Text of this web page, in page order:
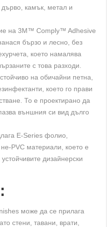
дърво, камък, метал и
на 3M™ Comply™ Adhesive
бързо и лесно, без
което намалява
с това разходи.
на обичайни петна,
което го прави
То е проектирано да
външния си вид дълго
E-Series фолио,
PVC материали, което е
дизайнерски
може да се прилага
стени, тавани, врати,